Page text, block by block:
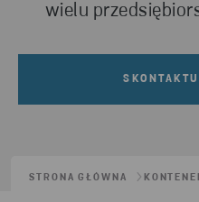
wielu
STRONA GŁÓWNA